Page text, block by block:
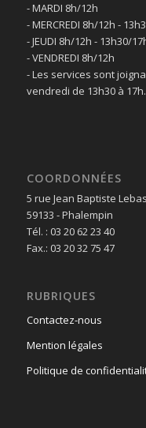
- MARDI 8h/12h
- MERCREDI 8h/12h -
- JEUDI 8h/12h - 13h30/
- VENDREDI 8h/12h
- Les services sont
vendredi de 13h30 à 17h.
COORDONNÉES
5 rue Jean Baptiste Lebas
59133 - Phalempin
Tél. : 03 20 62 23 40
Fax.: 03 20 32 75 47
RUBRIQUES
Contactez-nous
Mention légales
Politique de